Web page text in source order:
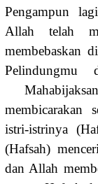
Pengampun
Allah telah
membebaskan
membicarakan
istri-istrinya
(Hafsah)
dan Allah